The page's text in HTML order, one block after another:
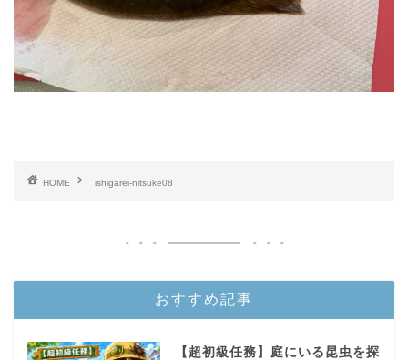
HOME ishigarei-nitsuke08
おすすめ記事
【超初級任務】庭にいる昆虫を探